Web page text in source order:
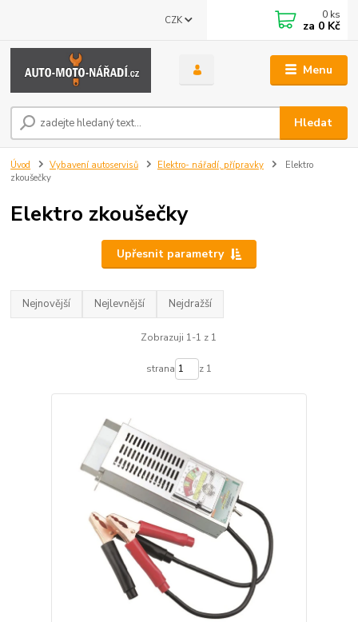
Menu
CZK
Hledat
0 ks
za 0 Kč
Úvod Vybavení autoservisů Elektro- nářadí, přípravky
Elektro
zkoušečky
Elektro zkoušečky
Upřesnit parametry
Nejnovější Nejlevnější Nejdražší
Zobrazuji 1-1 z 1
strana z 1